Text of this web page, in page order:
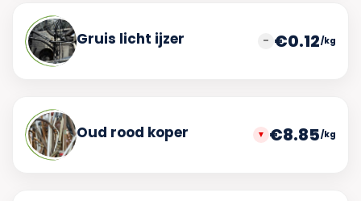
Gruis licht ijzer €0.12/kg
Oud rood koper €8.85/kg